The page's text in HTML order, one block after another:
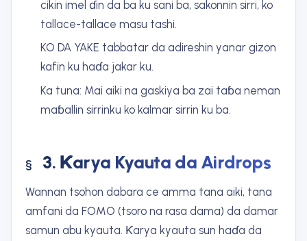
cikin imel ɗin da ba ku sani ba, sakonnin sirri, ko
tallace-tallace masu tashi.
KO DA YAKE tabbatar da adireshin yanar gizon
kafin ku haɗa jakar ku.
Ka tuna: Mai aiki na gaskiya ba zai taɓa neman
maɓallin sirrinku ko kalmar sirrin ku ba.
3. Ƙarya Kyauta da Airdrops
Wannan tsohon dabara ce amma tana aiki, tana
amfani da FOMO (tsoro na rasa dama) da damar
samun abu kyauta. Ƙarya kyauta sun haɗa da